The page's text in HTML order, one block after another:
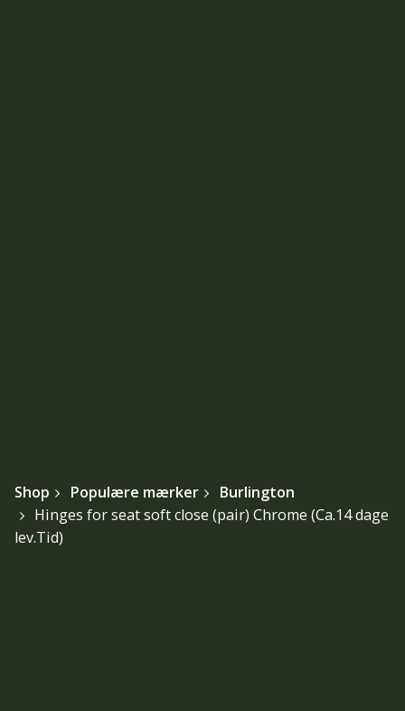
Shop Populære mærker
Burlington
Hinges for seat soft close (pair) Chrome (Ca.14 dage
lev.Tid)